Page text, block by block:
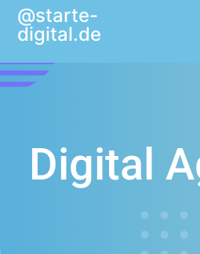
@starte-
digital.de
Digital